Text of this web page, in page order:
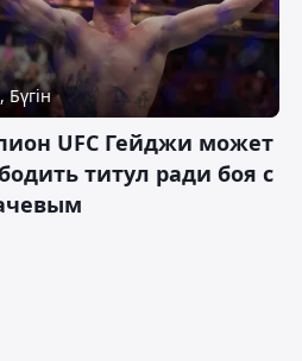
Бүгін
UFC Гейджи может
титул ради боя с